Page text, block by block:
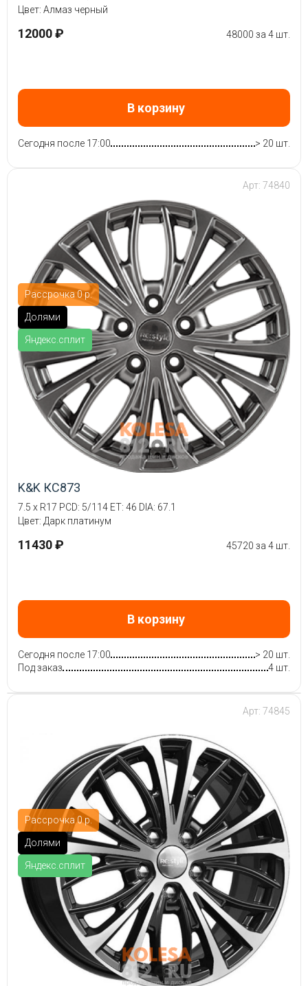
Цвет: Алмаз черный
12000 ₽ 48000 за 4 шт.
В корзину
Сегодня после 17:00 > 20 шт.
Рассрочка 0 р.
Долями
Яндекс.сплит
Арт: 74840
K&K КС873
7.5 x R17 PCD: 5/114 ET: 46 DIA: 67.1
Цвет: Дарк платинум
11430 ₽ 45720 за 4 шт.
В корзину
Сегодня после 17:00
> 20 шт.
Под заказ
4 шт.
Рассрочка 0 р.
Долями
Яндекс.сплит
Арт: 74845